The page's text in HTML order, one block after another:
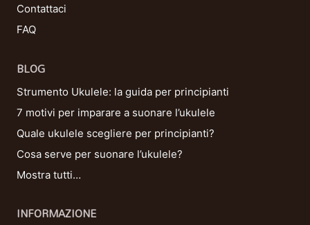
Contattaci
FAQ
BLOG
Strumento Ukulele: la guida per principianti
7 motivi per imparare a suonare l’ukulele
Quale ukulele scegliere per principianti?
Cosa serve per suonare l’ukulele?
Mostra tutti…
INFORMAZIONE